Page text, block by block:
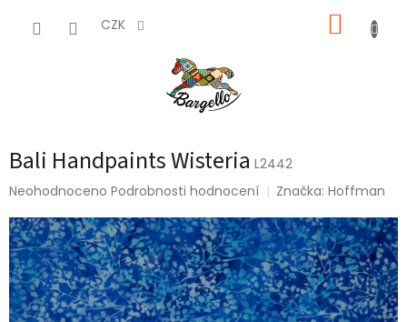
CZK
Bali Handpaints Wisteria L2442
Průměrné
produktu
je
0,0
z
5
hvězdiček.
Neohodnoceno Podrobnosti hodnocení Značka:Hoffman